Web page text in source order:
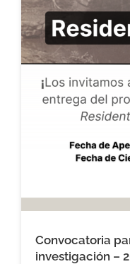
Convocatoria
investigación –